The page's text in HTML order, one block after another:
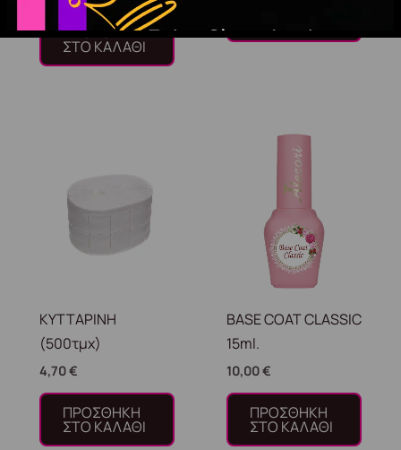
ΠΡΟΣΘΉΚΗ
ΣΤΟ ΚΑΛΆΘΙ
ΚΥΤΤΑΡΙΝΗ
(500τμχ)
4,70€
ΠΡΟΣΘΉΚΗ
ΣΤΟ ΚΑΛΆΘΙ
BASE COAT CLASSIC
15ml.
10,00€
ΠΡΟΣΘΉΚΗ
ΣΤΟ ΚΑΛΆΘΙ